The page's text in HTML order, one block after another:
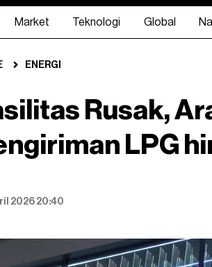
Market Teknologi Global
ENERGI
Rusak,
LPG
2026 20:40